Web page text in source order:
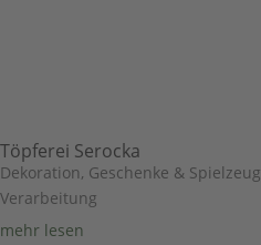
Töpferei Serocka
Dekoration, Geschenke & Spielzeug
Verarbeitung
mehr lesen